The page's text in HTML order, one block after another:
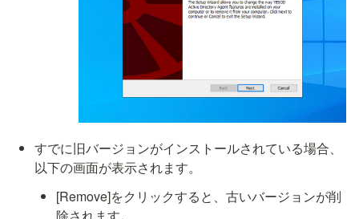
すでに旧バージョンがインストールされている場合、
以下の画面が表示されます。
[Remove]をクリックすると、古いバージョンが削